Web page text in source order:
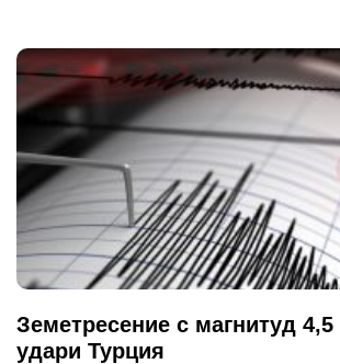
Земетресение с магнитуд
удари Турция